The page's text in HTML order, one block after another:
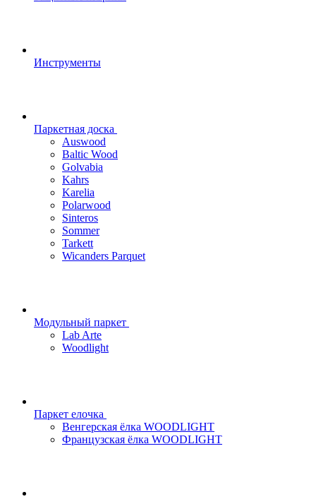
Инструменты
Паркетная доска
Auswood
Baltic Wood
Golvabia
Kahrs
Karelia
Polarwood
Sinteros
Sommer
Tarkett
Wicanders Parquet
Модульный паркет
Lab Arte
Woodlight
Паркет елочка
Венгерская ёлка WOODLIGHT
Французская ёлка WOODLIGHT